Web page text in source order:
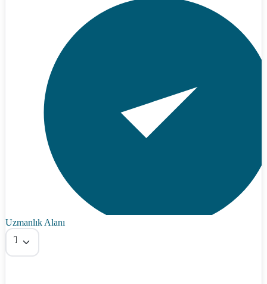
Uzmanlık Alanı
Tümü